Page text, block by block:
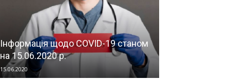
Інформація щодо COVID-19 станом
на 15.06.2020 р.
15.06.2020